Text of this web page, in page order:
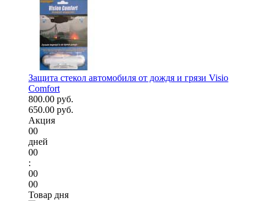
Защита стекол автомобиля от дождя и грязи Visio
Comfort
800.00 руб.
650.00 руб.
Акция
00
дней
00
:
00
00
Товар дня